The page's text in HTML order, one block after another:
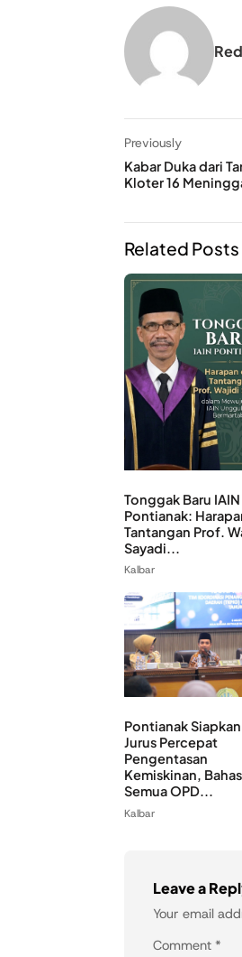
Previously
Kabar Duka dari
Kloter 16
Related Posts
Tonggak Baru IAIN
Pontianak:
Tantangan Prof.
Sayadi...
Kalbar
Pontianak
Jurus Percepat
Pengentasan
Kemiskinan,
Semua OPD...
Kalbar
Leave a
Your email
Comment *